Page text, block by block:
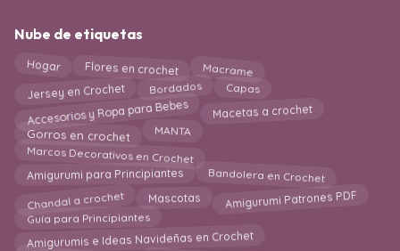
Nube de etiquetas
Hogar Flores en crochet Macrame
Jersey en Crochet Bordados Capas
Accesorios y Ropa para Bebes Macetas a crochet
Gorros en crochet MANTA
Marcos Decorativos en Crochet
Amigurumi para Principiantes Bandolera en Crochet
Chandal a crochet Mascotas Amigurumi Patrones PDF
Guía para Principiantes
Amigurumis e Ideas Navideñas en Crochet